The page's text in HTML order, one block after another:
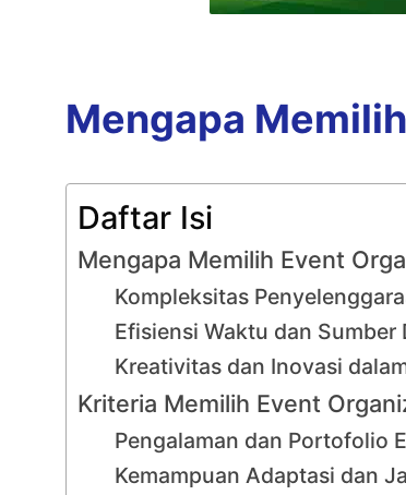
Mengapa
Daftar Isi
Mengapa Memilih Event
Kompleksitas
Efisiensi Waktu dan Sumber
Kreativitas dan Inovasi
Kriteria Memilih Event
Pengalaman dan Portofolio
Kemampuan Adaptasi dan